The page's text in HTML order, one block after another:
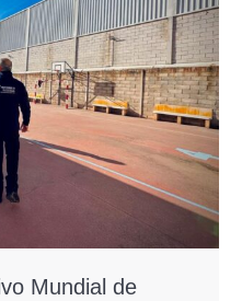
Mundial de